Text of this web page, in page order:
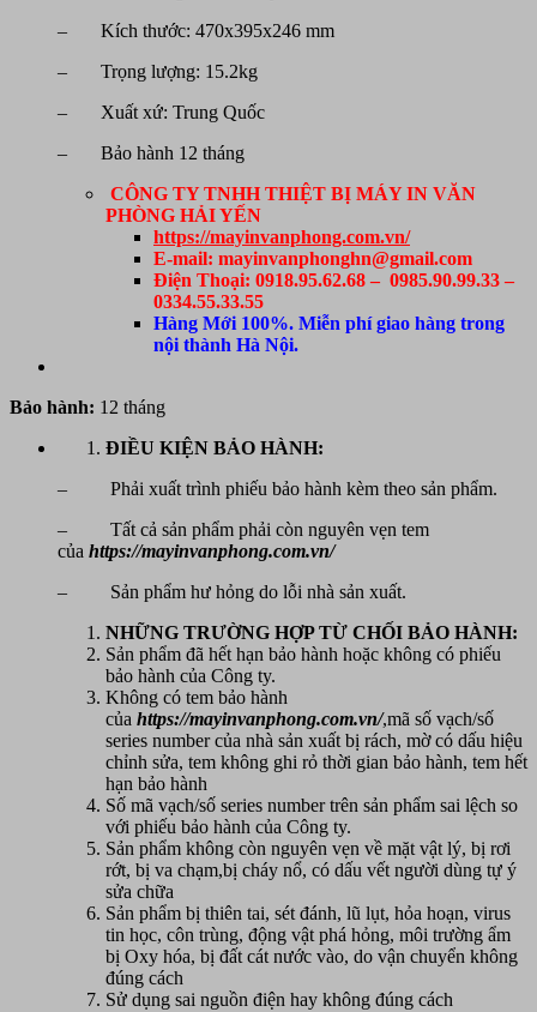
– Kích thước: 470x395x246 mm
– Trọng lượng: 15.2kg
– Xuất xứ: Trung Quốc
– Bảo hành 12 tháng
CÔNG TY TNHH THIỆT BỊ MÁY IN VĂN
PHÒNG HẢI YẾN
https://mayinvanphong.com.vn/
E-mail: mayinvanphonghn@gmail.com
Điện Thoại: 0918.95.62.68 – 0985.90.99.33 –
0334.55.33.55
Hàng Mới 100%. Miễn phí giao hàng trong
nội thành Hà Nội.
Bảo hành: 12 tháng
ĐIỀU KIỆN BẢO HÀNH:
– Phải xuất trình phiếu bảo hành kèm theo sản phẩm.
– Tất cả sản phẩm phải còn nguyên vẹn tem
của https://mayinvanphong.com.vn/
– Sản phẩm hư hỏng do lỗi nhà sản xuất.
NHỮNG TRƯỜNG HỢP TỪ CHỐI BẢO HÀNH:
Sản phẩm đã hết hạn bảo hành hoặc không có phiếu
bảo hành của Công ty.
Không có tem bảo hành
của https://mayinvanphong.com.vn/,mã số vạch/số
series number của nhà sản xuất bị rách, mờ có dấu hiệu
chỉnh sửa, tem không ghi rỏ thời gian bảo hành, tem hết
hạn bảo hành
Số mã vạch/số series number trên sản phẩm sai lệch so
với phiếu bảo hành của Công ty.
Sản phẩm không còn nguyên vẹn về mặt vật lý, bị rơi
rớt, bị va chạm,bị cháy nổ, có dấu vết người dùng tự ý
sửa chữa
Sản phẩm bị thiên tai, sét đánh, lũ lụt, hỏa hoạn, virus
tin học, côn trùng, động vật phá hỏng, môi trường ẩm
bị Oxy hóa, bị đất cát nước vào, do vận chuyển không
đúng cách
Sử dụng sai nguồn điện hay không đúng cách